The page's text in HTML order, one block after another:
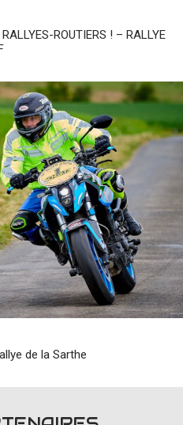
ROUTIERS ! – RALLYE
de la Sarthe